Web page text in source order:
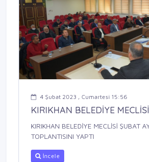
4 Şubat 2023 , Cumartesi 15:56
KIRIKHAN BELEDİYE MECLİSİ
KIRIKHAN BELEDİYE MECLİSİ ŞUBAT
TOPLANTISINI YAPTI
İncele